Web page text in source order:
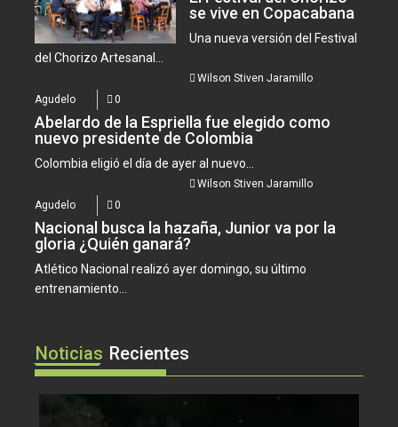
se vive en Copacabana
Una nueva versión del Festival
del Chorizo Artesanal...
Wilson Stiven Jaramillo
Agudelo
0
Abelardo de la Espriella fue elegido como
nuevo presidente de Colombia
Colombia eligió el día de ayer al nuevo...
Wilson Stiven Jaramillo
Agudelo
0
Nacional busca la hazaña, Junior va por la
gloria ¿Quién ganará?
Atlético Nacional realizó ayer domingo, su último
entrenamiento...
Noticias Recientes